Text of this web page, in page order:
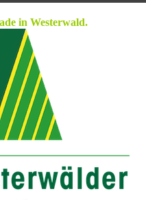
in Westerwald.